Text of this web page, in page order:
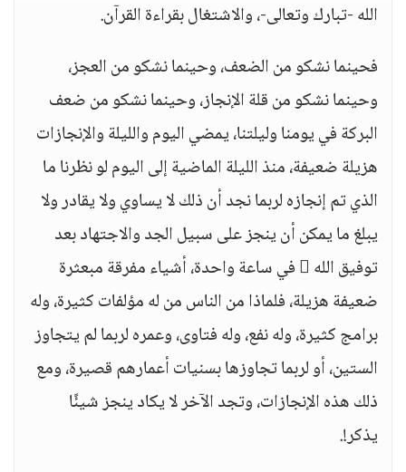
الله -تبارك وتعالى-، والاشتغال بقراءة القرآن.
فحينما نشكو من الضعف، وحينما نشكو من العجز،
وحينما نشكو من قلة الإنجاز، وحينما نشكو من ضعف
البركة في يومنا وليلتنا، يمضي اليوم والليلة والإنجازات
هزيلة ضعيفة، منذ الليلة الماضية إلى اليوم لو نظرنا ما
الذي تم إنجازه لربما نجد أن ذلك لا يساوي ولا يقادر ولا
يبلغ ما يمكن أن ينجز على سبيل الجد والاجتهاد بعد
توفيق الله  في ساعة واحدة، أشياء مفرقة مبعثرة
ضعيفة هزيلة، فلماذا من الناس من له مؤلفات كثيرة، وله
برامج كثيرة، وله نفع، وله فتاوى، وعمره لربما لم يتجاوز
الستين، أو لربما تجاوزها بسنيات أعمارهم قصيرة، ومع
ذلك هذه الإنجازات، وتجد الآخر لا يكاد ينجز شيئًا
يذكر!.